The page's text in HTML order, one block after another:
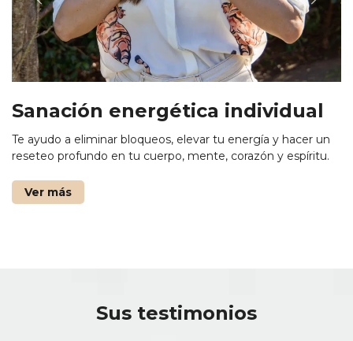
Sanación energética individual
Te ayudo a eliminar bloqueos, elevar tu energía y hacer un
reseteo profundo en tu cuerpo, mente, corazón y espíritu.
Ver más
Sus testimonios